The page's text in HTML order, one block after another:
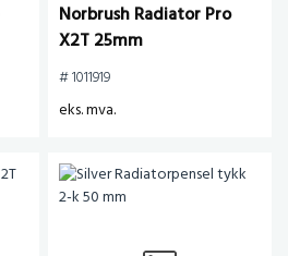
Norbrush Radiator Pro
X2T 25mm
# 1011919
eks. mva.